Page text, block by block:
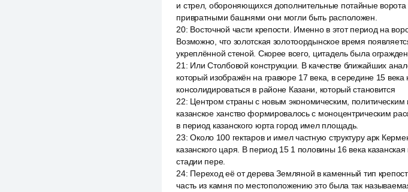
и стрел, обороняющихся дополнительные потайные ворота
привратными башнями они могли быть расположен.
20: Восточной части крепости. Именно в этот период на
Возможно, что золотская золотоордынское время
укреплённой стеной. Скорее всего, цитадель была
21 : Или Столбовой конструкции. В качестве ближайших
который изображён на гравюре 17 века, в середине 15
консолидироваться в районе Казани, который становится
22: Центром страны с новым экономическим,
казанское ханство формировалось с моноцентрическим
в период казанского юрта город имел площадь.
23:Около 100 гектаров и имел частную структуру арк
казанского царя. В период 15 1 половины 16 века
стадии пере.
24: Переход её от дерева Земляной в каменный тип
часть из камня по местоположению это была так